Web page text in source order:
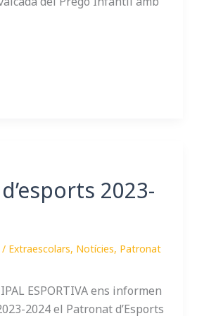
2023-
/ Extraescolars, Notícies, Patronat
ESPORTIVA ens informen
2024 el Patronat d’Esports